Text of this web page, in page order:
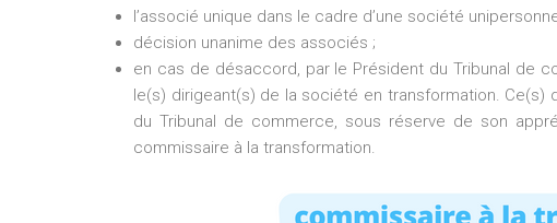
l’associé unique dans le cadre d’une société
décision unanime des associés ;
en cas de désaccord, par le Président du Tribunal de
le(s) dirigeant(s) de la société en transformation.
du Tribunal de commerce, sous réserve de son
commissaire à la transformation.